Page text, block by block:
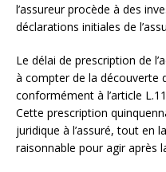
l’assureur procède à des
déclarations initiales de
Le délai de prescription de
à compter de la découverte
conformément à l’article
Cette prescription
juridique à l’assuré, tout en
raisonnable pour agir après